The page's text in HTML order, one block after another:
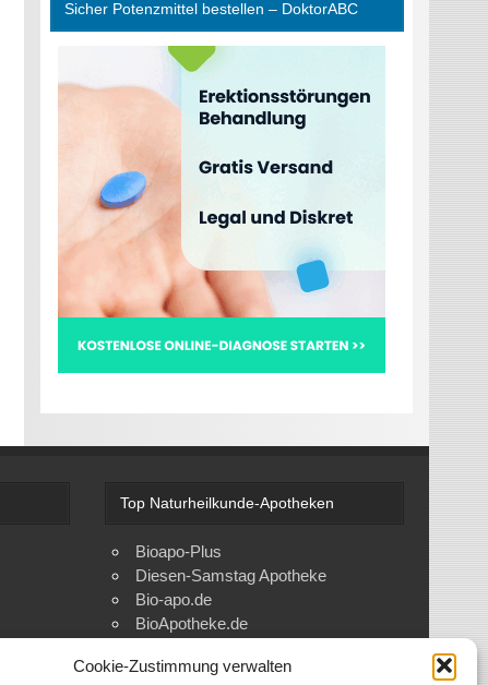
Cookie-Zustimmung verwalten
Sicher Potenzmittel bestellen – DoktorABC
Top Naturheilkunde-Apotheken
Bioapo-Plus
Diesen-Samstag Apotheke
Bio-apo.de
BioApotheke.de